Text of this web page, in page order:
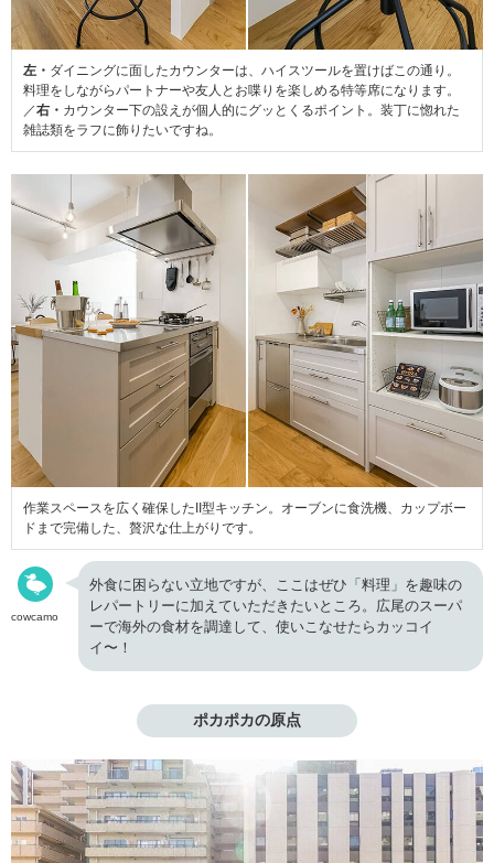
左・ ダイニングに面したカウンターは、ハイスツールを置けばこの通り。
料理をしながらパートナーや友人とお喋りを楽しめる特等席になります。
／右・ カウンター下の設えが個人的にグッとくるポイント。装丁に惚れた
雑誌類をラフに飾りたいですね。
作業スペースを広く確保したII型キッチン。オーブンに食洗機、カップボー
ドまで完備した、贅沢な仕上がりです。
cowcamo
外食に困らない立地ですが、ここはぜひ「料理」を趣味の
レパートリーに加えていただきたいところ。広尾のスーパ
ーで海外の食材を調達して、使いこなせたらカッコイ
イ〜！
ポカポカの原点